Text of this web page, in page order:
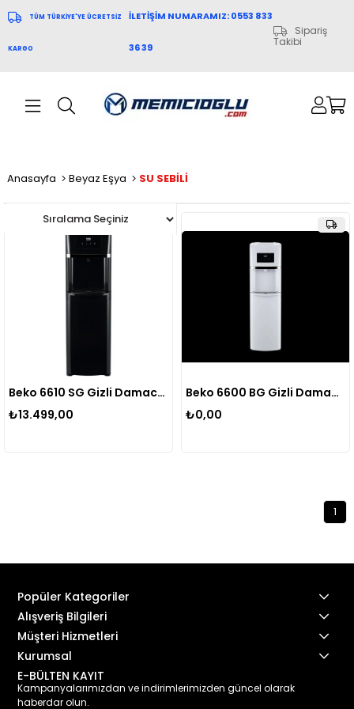
TÜM TÜRKİYE'YE ÜCRETSİZ
KARGO
İLETİŞİM NUMARAMIZ: 0553 833
36 39
Sipariş
Takibi
Anasayfa Beyaz Eşya SU SEBİLİ
Beko 6610 SG Gizli Damacanalı Su Sebili
₺13.499,00
Beko 6600 BG Gizli Damacanlı Su Sebili
₺0,00
1
Popüler Kategoriler
Alışveriş Bilgileri
Müşteri Hizmetleri
Kurumsal
E-BÜLTEN KAYIT
Kampanyalarımızdan ve indirimlerimizden güncel olarak
haberdar olun.